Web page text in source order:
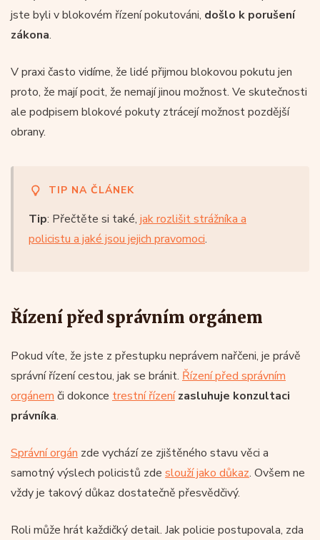
jste byli v blokovém řízení pokutováni, došlo k porušení
zákona.
V praxi často vidíme, že lidé přijmou blokovou pokutu jen
proto, že mají pocit, že nemají jinou možnost. Ve skutečnosti
ale podpisem blokové pokuty ztrácejí možnost pozdější
obrany.
TIP NA ČLÁNEK
Tip: Přečtěte si také, jak rozlišit strážníka a
policistu a jaké jsou jejich pravomoci.
Řízení před správním orgánem
Pokud víte, že jste z přestupku neprávem nařčeni, je právě
správní řízení cestou, jak se bránit. Řízení před správním
orgánem či dokonce trestní řízení zasluhuje konzultaci
právníka.
Správní orgán zde vychází ze zjištěného stavu věci a
samotný výslech policistů zde slouží jako důkaz. Ovšem ne
vždy je takový důkaz dostatečně přesvědčivý.
Roli může hrát každičký detail. Jak policie postupovala, zda